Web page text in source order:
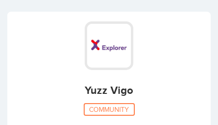
Yuzz Vigo
COMMUNITY